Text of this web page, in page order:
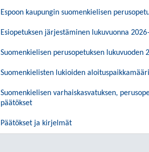
Espoon kaupungin suomenkielisen
Esiopetuksen järjestäminen lukuvuonna
Suomenkielisen perusopetuksen lukuvuoden
​​Suomenkielisten lukioiden
Suomenkielisen varhaiskasvatuksen,
päätökset
Päätökset ja kirjelmät